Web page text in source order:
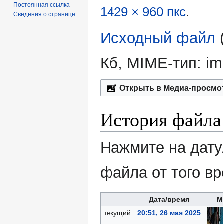
1429 × 960 пкс.
Исходный файл
Кб, MIME-тип:
Открыть в Медиа-
История файла
Нажмите на
файла от того
Дата/время
текущий
20:51, 26 мая 2025
Постоянная ссылка
Сведения о странице